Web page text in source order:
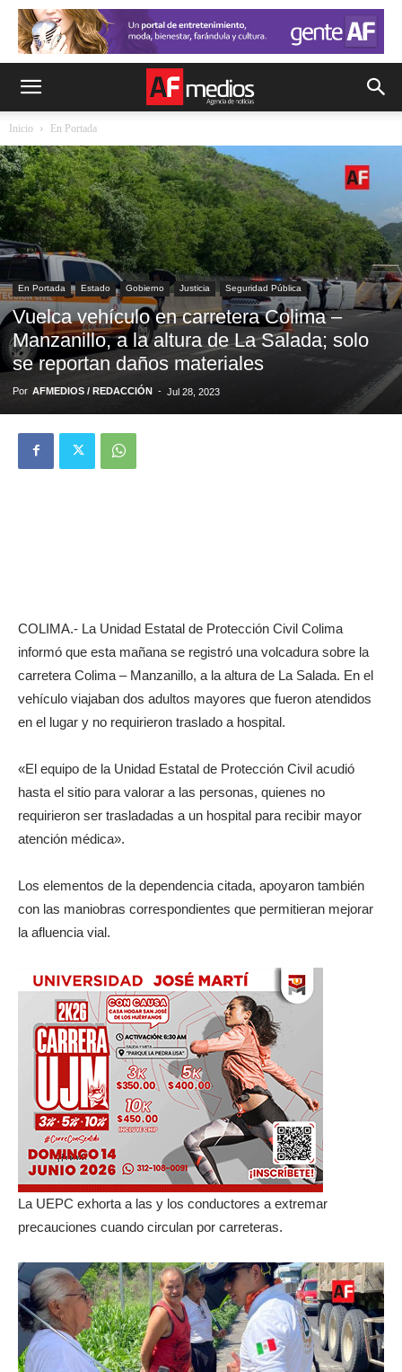
Inicio En Portada
En Portada Estado Gobierno Justicia Seguridad Pública
Vuelca vehículo en carretera Colima –
Manzanillo, a la altura de La Salada; solo
se reportan daños materiales
Por AFMEDIOS / REDACCIÓN - Jul 28, 2023
COLIMA.- La Unidad Estatal de Protección Civil Colima
informó que esta mañana se registró una volcadura sobre la
carretera Colima – Manzanillo, a la altura de La Salada. En el
vehículo viajaban dos adultos mayores que fueron atendidos
en el lugar y no requirieron traslado a hospital.
«El equipo de la Unidad Estatal de Protección Civil acudió
hasta el sitio para valorar a las personas, quienes no
requirieron ser trasladadas a un hospital para recibir mayor
atención médica».
Los elementos de la dependencia citada, apoyaron también
con las maniobras correspondientes que permitieran mejorar
la afluencia vial.
La UEPC exhorta a las y los conductores a extremar
precauciones cuando circulan por carreteras.